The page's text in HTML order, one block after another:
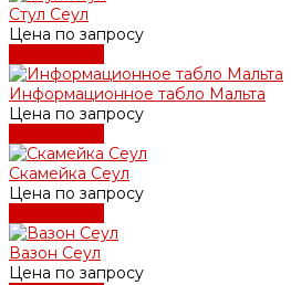
Стул Сеул
Цена по запросу
Информационное табло Мальта
Цена по запросу
Скамейка Сеул
Цена по запросу
Вазон Сеул
Цена по запросу